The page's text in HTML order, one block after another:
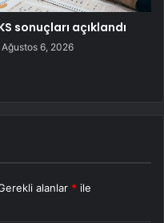
sonuçları açıklandı
Ağustos 6, 2026
alanlar * ile